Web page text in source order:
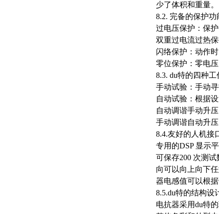
少了体积和重量。
8.2. 完备的保护功
过电压保护：保
双重过电流过热
闪络保护：动作
零位保护：零电
8.3. du特的四种
手动试验：手动
自动试验：根据
自动调谐手动升
手动调谐自动升
8.4.友好的人机接
专用的DSP 显示
可保存200 次测
向可以向上向下
器电感值可以根
8.5.du特的结构
电抗器采用du特